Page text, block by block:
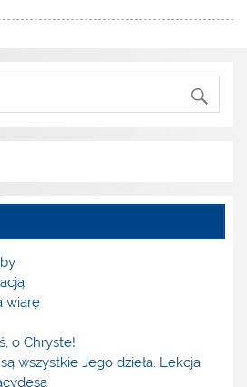
wiarę
o Chryste!
wszystkie Jego dzieła. Lekcja